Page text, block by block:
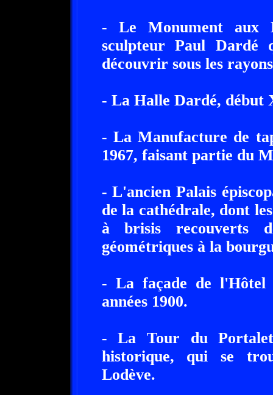
- Le Monument aux
sculpteur Paul Dardé
découvrir sous les
- La Halle Dardé, début
- La Manufacture de
1967, faisant partie du
- L'ancien Palais
de la cathédrale, dont
à brisis recouverts
géométriques à la
- La façade de l'Hôtel
années 1900.
- La Tour du
historique, qui se
Lodève.